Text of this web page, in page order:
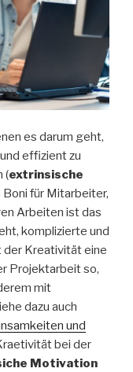
es darum geht,
effizient zu
(extrinsische
Boni für Mitarbeiter,
Arbeiten ist das
komplizierte und
der Kreativität eine
Projektarbeit so,
mit
dazu auch
und
bei der
Motivation